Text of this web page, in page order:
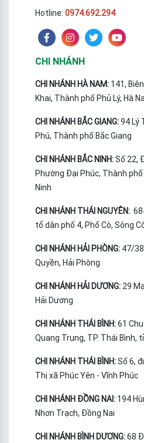
Hotline: 0974.692.294
CHI NHÁNH
CHI NHÁNH HÀ NAM: 141,
Khai, Thành phố Phủ Lý, Hà
CHI NHÁNH BẮC GIANG:94 Lý
Phú, Thành phố Bắc Giang
CHI NHÁNH BẮC NINH:Số 22,
Phường Đại Phúc, Thành phố
Ninh
CHI NHÁNH THÁI NGUYÊN:
tổ dân phố 4, Phố Cò, Sông
CHI NHÁNH HẢI PHÒNG: 47/
Quyền, Hải Phòng
CHI NHÁNH HẢI DƯƠNG: 29
Hải Dương
CHI NHÁNH THÁI BÌNH:61
Quang Trung, TP. Thái Bình,
CHI NHÁNH THÁI BÌNH:Số 6,
Thị xã Phúc Yên - Vĩnh Phúc
CHI NHÁNH ĐỒNG NAI: 194
Nhơn Trạch, Đồng Nai
CHI NHÁNH BÌNH DƯƠNG:68